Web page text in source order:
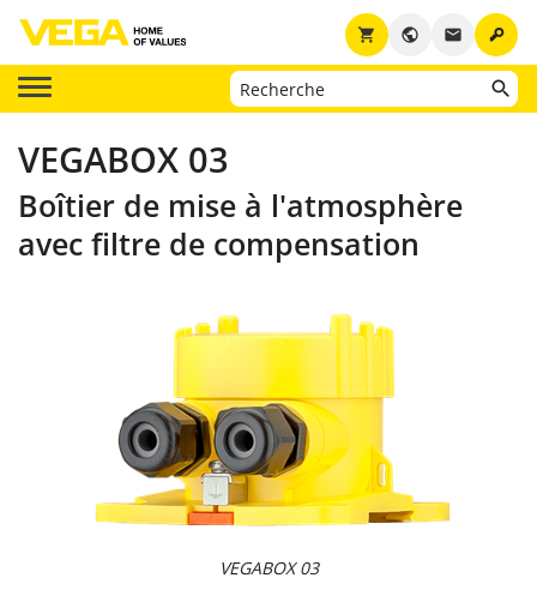
key
email
public
shopping_cart
VEGABOX 03
Boîtier de mise à l'atmosphère
avec filtre de compensation
VEGABOX 03